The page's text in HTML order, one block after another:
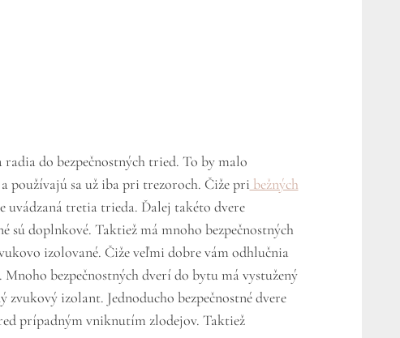
do bezpečnostných tried. To by malo
používajú sa už iba pri trezoroch. Čiže pri bežných
uvádzaná tretia trieda. Ďalej takéto dvere
sú doplnkové. Taktiež má mnoho bezpečnostných
izolované. Čiže veľmi dobre vám odhlučnia
bezpečnostných dverí do bytu má vystužený
izolant. Jednoducho bezpečnostné dvere
prípadným vniknutím zlodejov. Taktiež